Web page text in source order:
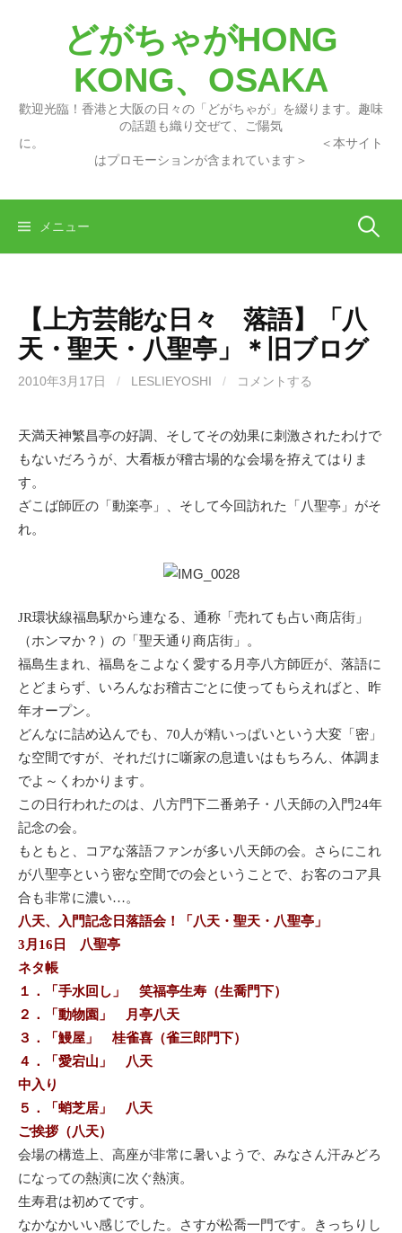
どがちゃがHONG
KONG、OSAKA
歡迎光臨！香港と大阪の日々の「どがちゃが」を綴ります。趣味
の話題も織り交ぜて、ご陽気
に。 ＜本サイト
はプロモーションが含まれています＞
メニュー 検
【上方芸能な日々 落語】「八
天・聖天・八聖亭」＊旧ブログ
2010年3月17日 / LESLIEYOSHI / コメントする
天満天神繁昌亭の好調、そしてその効果に刺激されたわけで
もないだろうが、大看板が稽古場的な会場を拵えてはりま
す。
ざこば師匠の「動楽亭」、そして今回訪れた「八聖亭」がそ
れ。
JR環状線福島駅から連なる、通称「売れても占い商店街」
（ホンマか？）の「聖天通り商店街」。
福島生まれ、福島をこよなく愛する月亭八方師匠が、落語に
とどまらず、いろんなお稽古ごとに使ってもらえればと、昨
年オープン。
どんなに詰め込んでも、70人が精いっぱいという大変「密」
な空間ですが、それだけに噺家の息遣いはもちろん、体調ま
でよ～くわかります。
この日行われたのは、八方門下二番弟子・八天師の入門24年
記念の会。
もともと、コアな落語ファンが多い八天師の会。さらにこれ
が八聖亭という密な空間での会ということで、お客のコア具
合も非常に濃い…。
八天、入門記念日落語会！「八天・聖天・八聖亭」
3月16日 八聖亭
ネタ帳
１．「手水回し」 笑福亭生寿（生喬門下）
２．「動物園」 月亭八天
３．「鰻屋」 桂雀喜（雀三郎門下）
４．「愛宕山」 八天
中入り
５．「蛸芝居」 八天
ご挨拶（八天）
会場の構造上、高座が非常に暑いようで、みなさん汗みどろ
になっての熱演に次ぐ熱演。
生寿君は初めてです。
なかなかいい感じでした。さすが松喬一門です。きっちりし